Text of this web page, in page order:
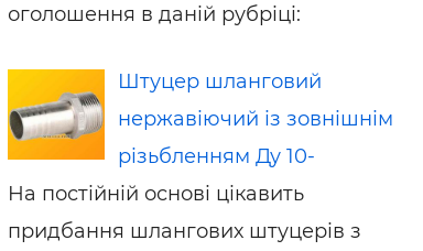
Штуцер шланговий
нержавіючий із зовнішнім
різьбленням Ду 10-
На постійній основі цікавить
придбання шлангових штуцерів з
оголошення в даній рубріці: